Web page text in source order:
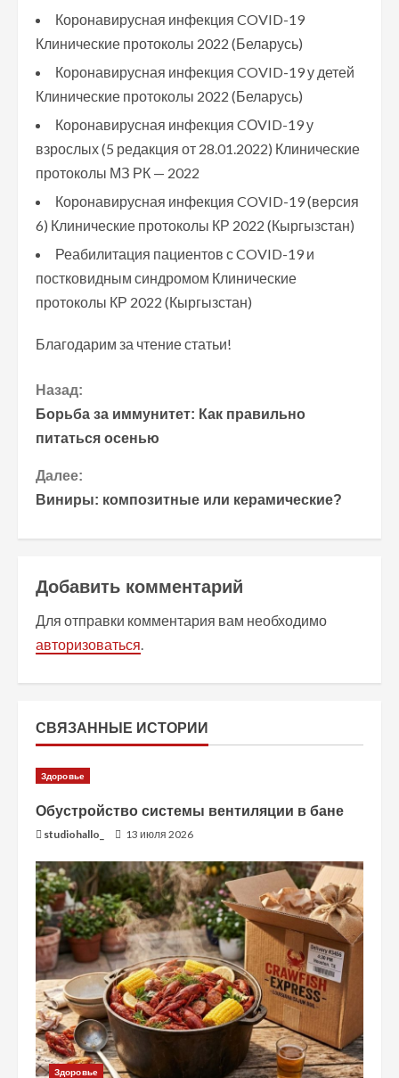
Коронавирусная инфекция COVID-19
Клинические протоколы 2022 (Беларусь)
Коронавирусная инфекция COVID-19 у детей
Клинические протоколы 2022 (Беларусь)
Коронавирусная инфекция CОVID-19 у
взрослых (5 редакция от 28.01.2022) Клинические
протоколы МЗ РК — 2022
Коронавирусная инфекция COVID-19 (версия
6) Клинические протоколы КР 2022 (Кыргызстан)
Реабилитация пациентов с COVID-19 и
постковидным синдромом Клинические
протоколы КР 2022 (Кыргызстан)
Благодарим за чтение статьи!
П
р
о
д
о
л
ж
и
ь
ч
т
е
н
и
е
Назад:
Борьба за иммунитет: Как правильно
питаться осенью
Далее:
Виниры: композитные или керамические?
Добавить комментарий
Для отправки комментария вам необходимо
авторизоваться.
СВЯЗАННЫЕ ИСТОРИИ
Здоровье
Обустройство системы вентиляции в бане
studiohallo_ 13 июля 2026
Здоровье